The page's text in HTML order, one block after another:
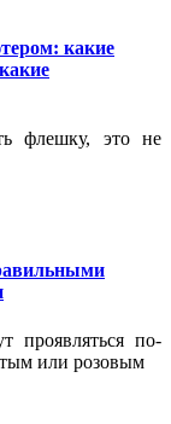
какие
флешку, это не
проявляться по-
или розовым